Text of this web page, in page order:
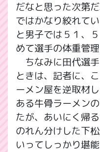
だなと思った次第
ではかなり絞れて
と男子では５１、
めて選手の体重管
ちなみに田代選
ときは、記者に、
ーメン屋を逆取材
ある牛骨ラーメン
たが、あいにく帰
のれん分けした下
いってしっかり堪